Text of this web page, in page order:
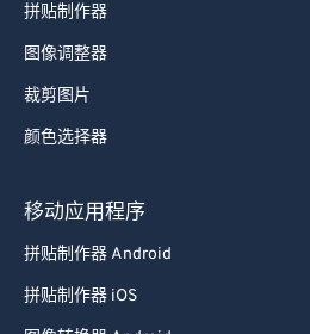
拼贴制作器
图像调整器
裁剪图片
颜色选择器
移动应用程序
拼贴制作器 Android
拼贴制作器 iOS